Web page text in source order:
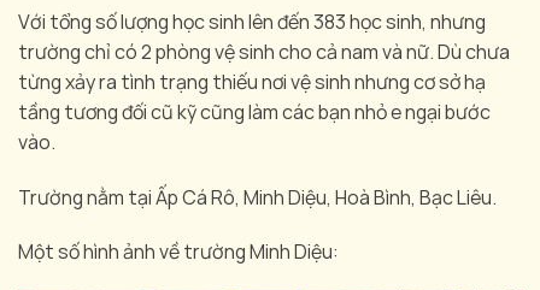
Với tổng số lượng học sinh lên đến 383 học sinh, nhưng
trường chỉ có 2 phòng vệ sinh cho cả nam và nữ. Dù chưa
từng xảy ra tình trạng thiếu nơi vệ sinh nhưng cơ sở hạ
tầng tương đối cũ kỹ cũng làm các bạn nhỏ e ngại bước
vào.
Trường nằm tại Ấp Cá Rô, Minh Diệu, Hoà Bình, Bạc Liêu.
Một số hình ảnh về trường Minh Diệu: